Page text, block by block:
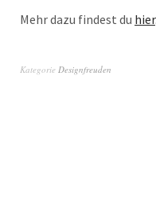
Mehr dazu findest du hier.
Kategorie Designfreuden